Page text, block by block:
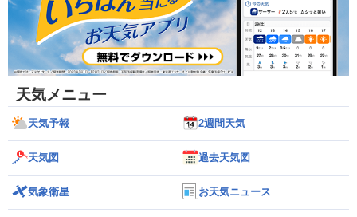
天気メニュー
天気予報 2週間天気
天気図 過去天気図
気象衛星 お天気ニュース